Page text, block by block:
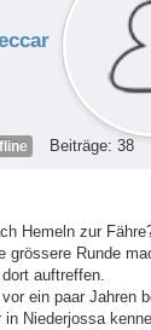
Beiträge: 38
Hemeln zur
grössere Runde
auftreffen.
ein paar Jahren
in Niederjossa